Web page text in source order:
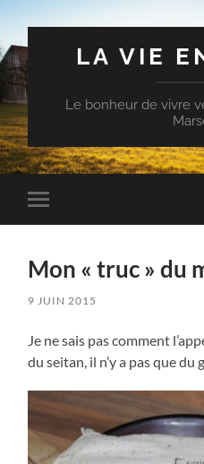
LA VIE
Le bonheur de vivre
Toggle
mobile
Mon « truc » du
9 JUIN 2015
Je ne sais pas comment
du seitan, il n’y a pas que du